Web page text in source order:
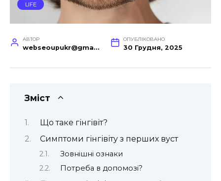
LIFE
АВТОР
webseoupukr@gmail.com
ОПУБЛІКОВАНО
30 Грудня, 2025
Зміст
Що таке гінгівіт?
Симптоми гінгівіту з перших вуст
Зовнішні ознаки
Потреба в допомозі?